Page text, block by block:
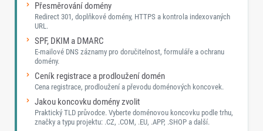
Přesměrování domény
Redirect 301, doplňkové domény, HTTPS a kontrola indexovaných
URL.
SPF, DKIM a DMARC
E-mailové DNS záznamy pro doručitelnost, formuláře a ochranu
domény.
Ceník registrace a prodloužení domén
Cena registrace, prodloužení a převodu doménových koncovek.
Jakou koncovku domény zvolit
Praktický TLD průvodce. Vyberte doménovou koncovku podle trhu,
značky a typu projektu: .CZ, .COM, .EU, .APP, .SHOP a další.